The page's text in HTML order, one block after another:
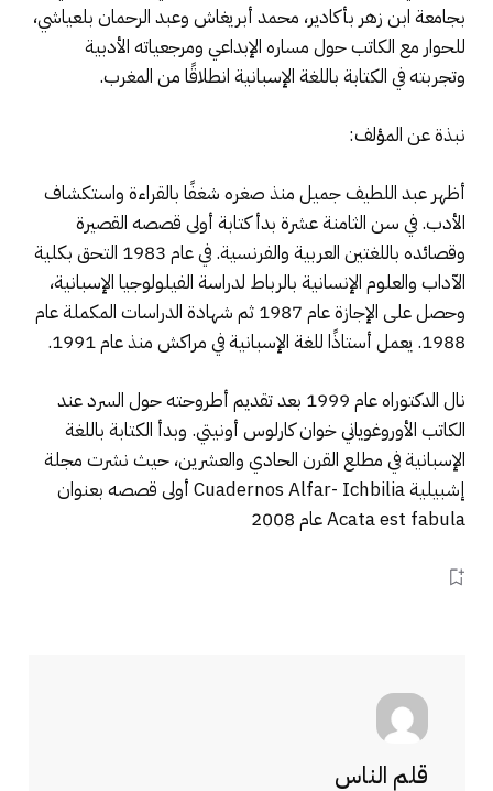
بجامعة ابن زهر بأكادير، محمد أبريغاش وعبد الرحمان بلعياشي،
للحوار مع الكاتب حول مساره الإبداعي ومرجعياته الأدبية
وتجربته في الكتابة باللغة الإسبانية انطلاقًا من المغرب.
نبذة عن المؤلف:
أظهر عبد اللطيف جميل منذ صغره شغفًا بالقراءة واستكشاف
الأدب. في سن الثامنة عشرة بدأ كتابة أولى قصصه القصيرة
وقصائده باللغتين العربية والفرنسية. في عام 1983 التحق بكلية
الآداب والعلوم الإنسانية بالرباط لدراسة الفيلولوجيا الإسبانية،
وحصل على الإجازة عام 1987 ثم شهادة الدراسات المكملة عام
1988. يعمل أستاذًا للغة الإسبانية في مراكش منذ عام 1991.
نال الدكتوراه عام 1999 بعد تقديم أطروحته حول السرد عند
الكاتب الأوروغوياني خوان كارلوس أونيتي. وبدأ الكتابة باللغة
الإسبانية في مطلع القرن الحادي والعشرين، حيث نشرت مجلة
إشبيلية Cuadernos Alfar- Ichbilia أولى قصصه بعنوان
Acata est fabula عام 2008
قلم الناس